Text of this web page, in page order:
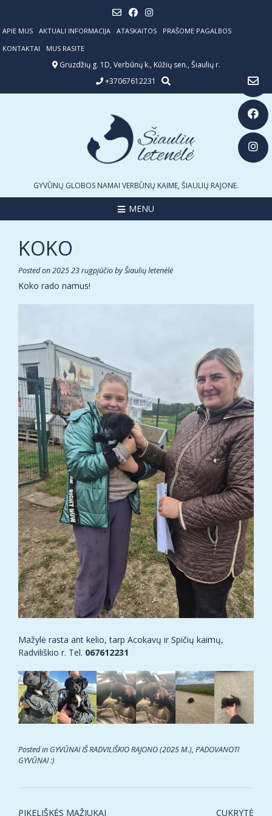
content
APIE MUS AKTUALI INFORMACIJA ATASKAITOS
PRAŠOME PAGALBOS
KONTAKTAI
MUS RASITE
Gruzdžių g. 1D, Verbūnų k., Kūžių sen., Šiaulių r.
+37067612231
GYVŪNŲ GLOBOS NAMAI VERBŪNŲ KAIME, ŠIAULIŲ RAJONE.
MENU
KOKO
Posted on2025 23 rugpjūčiobyŠiaulių letenėlė
Koko rado namus!
Mažylė rasta ant kelio, tarp Acokavų ir Spičių kaimų,
Radviliškio r. Tel. 067612231
Posted in GYVŪNAI IŠ RADVILIŠKIO RAJONO (2025 M.), PADOVANOTI
GYVŪNAI :)
Post
PIKELIŠKĖS MAŽIUKAI CUKRYTĖ